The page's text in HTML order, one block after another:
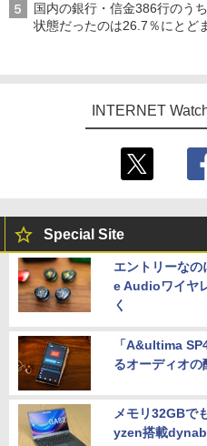
国内の銀行・信金386行のう
状態だったのは26.7％にとど
INTERNET
Special Site
エントリーな
e Audioワイヤ
く
「A&ultima
るオーディオの
メモリ32GBで
yzen搭載